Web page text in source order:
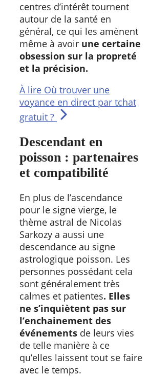
centres d’intérêt tournent
autour de la santé en
général, ce qui les amènent
même à avoir une certaine
obsession sur la propreté
et la précision.
À lire Où trouver une
voyance en direct par tchat
gratuit ?
Descendant en
poisson : partenaires
et compatibilité
En plus de l’ascendance
pour le signe vierge, le
thème astral de Nicolas
Sarkozy a aussi une
descendance au signe
astrologique poisson. Les
personnes possédant cela
sont généralement très
calmes et patientes. Elles
ne s’inquiètent pas sur
l’enchainement des
événements de leurs vies
de telle manière à ce
qu’elles laissent tout se faire
avec le temps.